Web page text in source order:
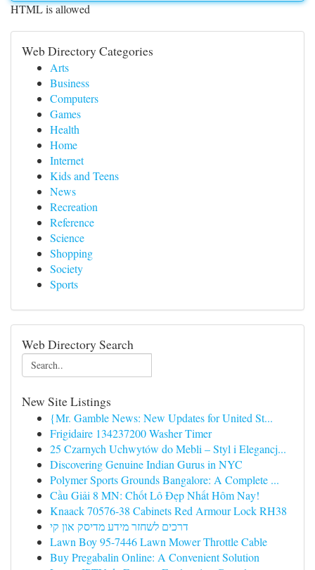
HTML is allowed
Web Directory Categories
Arts
Business
Computers
Games
Health
Home
Internet
Kids and Teens
News
Recreation
Reference
Science
Shopping
Society
Sports
Web Directory Search
New Site Listings
{Mr. Gamble News: New Updates for United St...
Frigidaire 134237200 Washer Timer
25 Czarnych Uchwytów do Mebli – Styl i Elegancj...
Discovering Genuine Indian Gurus in NYC
Polymer Sports Grounds Bangalore: A Complete ...
Cầu Giải 8 MN: Chốt Lô Đẹp Nhất Hôm Nay!
Knaack 70576-38 Cabinets Red Armour Lock RH38
דרכים לשחזר מידע מדיסק און קי
Lawn Boy 95-7446 Lawn Mower Throttle Cable
Buy Pregabalin Online: A Convenient Solution